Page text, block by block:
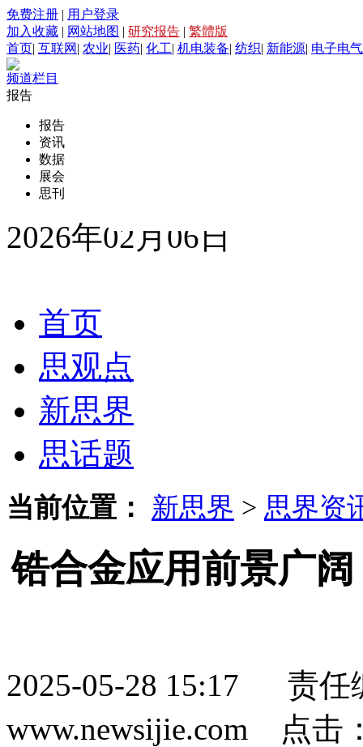
免费注册 | 用户登录
加入收藏 | 网站地图 | 研究报告 | 繁體版
首页| 互联网 | 农业| 医药| 化工| 机电装备| 纺织| 新能源| 电子电气
频道栏目
报告
报告
资讯
数据
展会
思刊
2026年02月06日
首页
思观点
新思界
思话题
当前位置： 新思界 > 思界资
锆合金应用前景广
2025-05-28 15:17 责
www.newsijie.com 点击